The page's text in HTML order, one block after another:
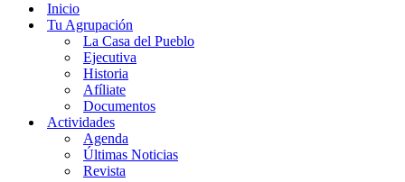
Inicio
Tu Agrupación
La Casa del Pueblo
Ejecutiva
Historia
Afíliate
Documentos
Actividades
Agenda
Últimas Noticias
Revista